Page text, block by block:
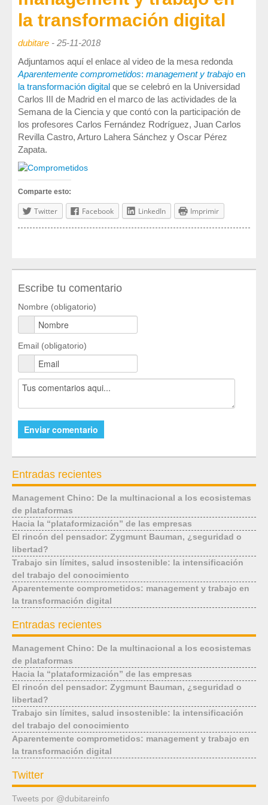
Sociedad, Innovación y Salud
Internacional, Sectores y Salud
Blogs
Blog: Organización, Trabajo y Salud
Blog: Sociedad, Innovación y Salud
Blog: Internacional, Sectores y Salud
Formación
y eventos
Publicaciones
Mediateca
la transformación digital
dubitare - 25-11-2018
Adjuntamos aquí el enlace al video de la mesa redonda
Aparentemente comprometidos: management y trabajo en
la transformación digital que se celebró en la Universidad
Carlos III de Madrid en el marco de las actividades de la
Semana de la Ciencia y que contó con la participación de
los profesores Carlos Fernández Rodríguez, Juan Carlos
Revilla Castro, Arturo Lahera Sánchez y Oscar Pérez
Zapata.
Comparte esto:
Twitter Facebook LinkedIn Imprimir
Escribe tu comentario
Nombre (obligatorio)
Email (obligatorio)
Entradas recientes
Management Chino: De la multinacional a los ecosistemas
de plataformas
Hacia la “plataformización” de las empresas
El rincón del pensador: Zygmunt Bauman, ¿seguridad o
libertad?
Trabajo sin límites, salud insostenible: la intensificación
del trabajo del conocimiento
Aparentemente comprometidos: management y trabajo en
la transformación digital
Entradas recientes
Management Chino: De la multinacional a los ecosistemas
de plataformas
Hacia la “plataformización” de las empresas
El rincón del pensador: Zygmunt Bauman, ¿seguridad o
libertad?
Trabajo sin límites, salud insostenible: la intensificación
del trabajo del conocimiento
Aparentemente comprometidos: management y trabajo en
la transformación digital
Twitter
Tweets por @dubitareinfo